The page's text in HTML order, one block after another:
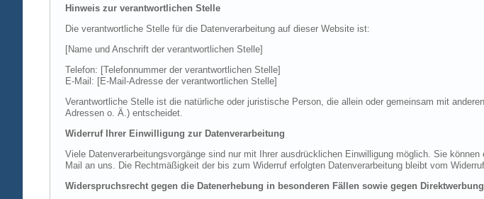
Hinweis zur verantwortlichen Stelle
Die verantwortliche Stelle für die Datenverarbeitung auf dieser Website ist:
[Name und Anschrift der verantwortlichen Stelle]
Telefon: [Telefonnummer der verantwortlichen Stelle]
E-Mail: [E-Mail-Adresse der verantwortlichen Stelle]
Verantwortliche Stelle ist die natürliche oder juristische Person, die allein oder gemeinsam mit
Adressen o. Ä.) entscheidet.
Widerruf Ihrer Einwilligung zur Datenverarbeitung
Viele Datenverarbeitungsvorgänge sind nur mit Ihrer ausdrücklichen Einwilligung möglich. Sie
Mail an uns. Die Rechtmäßigkeit der bis zum Widerruf erfolgten Datenverarbeitung bleibt vom
Widerspruchsrecht gegen die Datenerhebung in besonderen Fällen sowie gegen